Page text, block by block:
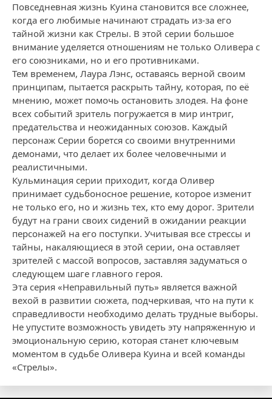
Повседневная жизнь Куина становится все сложнее,
когда его любимые начинают страдать из-за его
тайной жизни как Стрелы. В этой серии большое
внимание уделяется отношениям не только Оливера с
его союзниками, но и его противниками.
Тем временем, Лаура Лэнс, оставаясь верной своим
принципам, пытается раскрыть тайну, которая, по её
мнению, может помочь остановить злодея. На фоне
всех событий зритель погружается в мир интриг,
предательства и неожиданных союзов. Каждый
персонаж Серии борется со своими внутренними
демонами, что делает их более человечными и
реалистичными.
Кульминация серии приходит, когда Оливер
принимает судьбоносное решение, которое изменит
не только его, но и жизнь тех, кто ему дорог. Зрители
будут на грани своих сидений в ожидании реакции
персонажей на его поступки. Учитывая все стрессы и
тайны, накаляющиеся в этой серии, она оставляет
зрителей с массой вопросов, заставляя задуматься о
следующем шаге главного героя.
Эта серия «Неправильный путь» является важной
вехой в развитии сюжета, подчеркивая, что на пути к
справедливости необходимо делать трудные выборы.
Не упустите возможность увидеть эту напряженную и
эмоциональную серию, которая станет ключевым
моментом в судьбе Оливера Куина и всей команды
«Стрелы».